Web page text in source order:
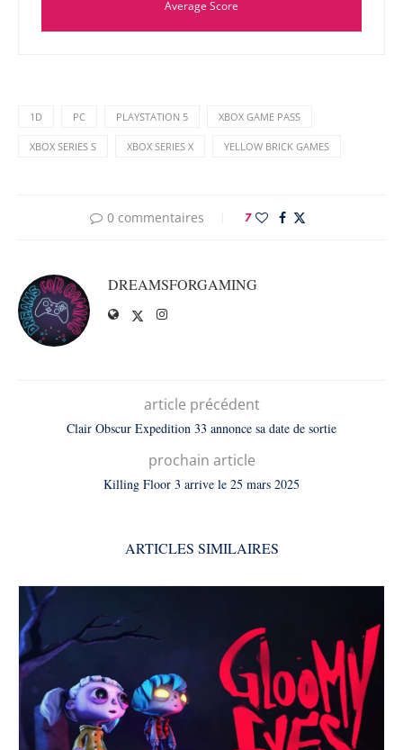
Average Score
1D PC PLAYSTATION 5 XBOX GAME PASS
XBOX SERIES S XBOX SERIES X YELLOW BRICK GAMES
0 commentaires 7
DREAMSFORGAMING
article précédent
Clair Obscur Expedition 33 annonce sa date de sortie
prochain article
Killing Floor 3 arrive le 25 mars 2025
ARTICLES SIMILAIRES